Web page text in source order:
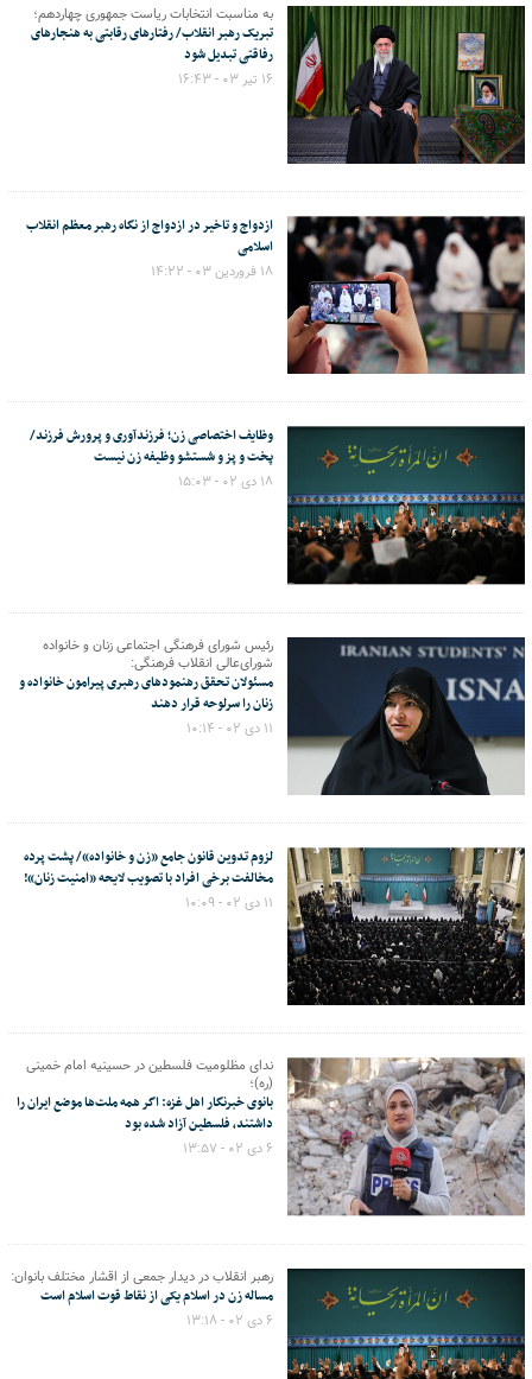
به مناسبت انتخابات ریاست جمهوری چهاردهم؛
تبریک رهبر انقلاب/ رفتارهای رقابتی به هنجارهای
رفاقتی تبدیل شود
۱۶ تیر ۰۳ - ۱۶:۴۳
ازدواج و تاخیر در ازدواج از نگاه رهبر معظم انقلاب
اسلامی
۱۸ فروردین ۰۳ - ۱۴:۲۲
وظایف اختصاصی زن؛ فرزندآوری و پرورش فرزند/
پخت و پز و شستشو وظیفه زن نیست
۱۸ دی ۰۲ - ۱۵:۰۳
رئیس شورای فرهنگی اجتماعی زنان و خانواده
شورای‌عالی انقلاب فرهنگی:
مسئولان تحقق رهنمودهای رهبری پیرامون خانواده و
زنان را سرلوحه قرار دهند
۱۱ دی ۰۲ - ۱۰:۱۴
لزوم تدوین قانون جامع «زن و خانواده»/ پشت پرده
مخالفت برخی افراد با تصویب لایحه «امنیت زنان»!
۱۱ دی ۰۲ - ۱۰:۰۹
ندای مظلومیت فلسطین در حسینیه امام خمینی
(ره)؛
بانوی خبرنگار اهل غزه: اگر همه ملت‌ها موضع ایران را
داشتند، فلسطین آزاد شده بود
۶ دی ۰۲ - ۱۳:۵۷
رهبر انقلاب در دیدار جمعی از اقشار مختلف بانوان:
مساله زن در اسلام یکی از نقاط قوت اسلام است
۶ دی ۰۲ - ۱۳:۱۸